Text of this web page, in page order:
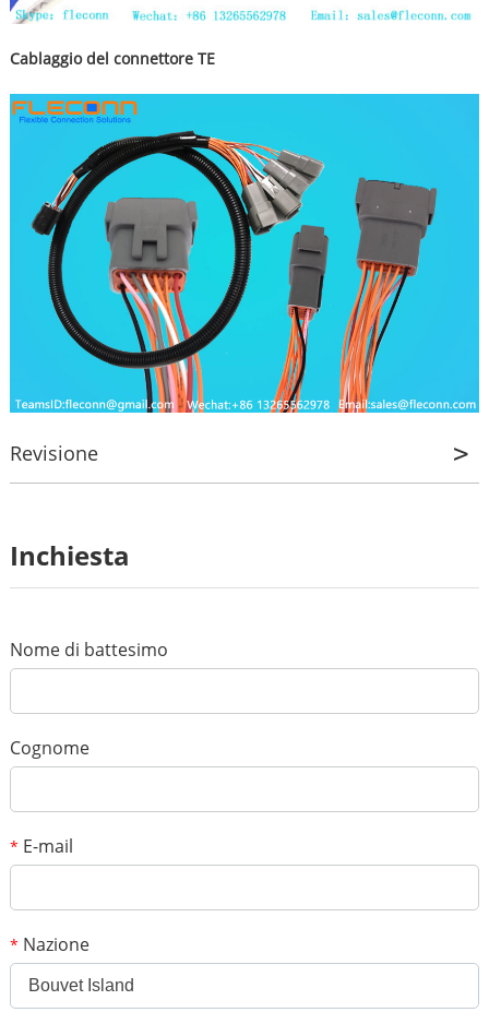
Cablaggio del connettore TE
Revisione
Revisione
Nome
*Messaggio
Inchiesta
Nome di battesimo
Cognome
* E-mail
* Nazione
Bouvet Island